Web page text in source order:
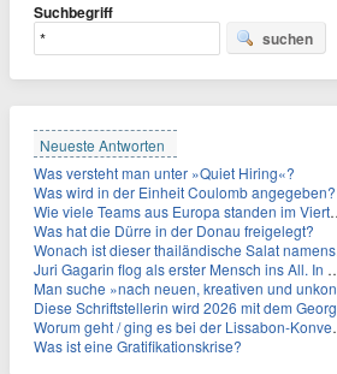
Suchbegriff
suchen
Neueste Antworten
Was versteht man unter »Quiet Hiring«?
Was wird in der Einheit Coulomb angegeben?
Wie viele Teams aus Europa standen im Viertelfinale der Fußball-WM 2026 in Mexiko, den USA und Kanada?
Was hat die Dürre in der Donau freigelegt?
Wonach ist dieser thailändische Salat namens Nam Tok benannt?
Juri Gagarin flog als erster Mensch ins All. In welchem Jahr?
Man suche »nach neuen, kreativen und unkonventionellen« Ideen im Umgang mit dem Iran, schrieb das US-Militär. An wen?
Diese Schriftstellerin wird 2026 mit dem Georg-Büchner-Preis ausgezeichnet. Wie heißt sie?
Worum geht / ging es bei der Lissabon-Konvention?
Was ist eine Gratifikationskrise?